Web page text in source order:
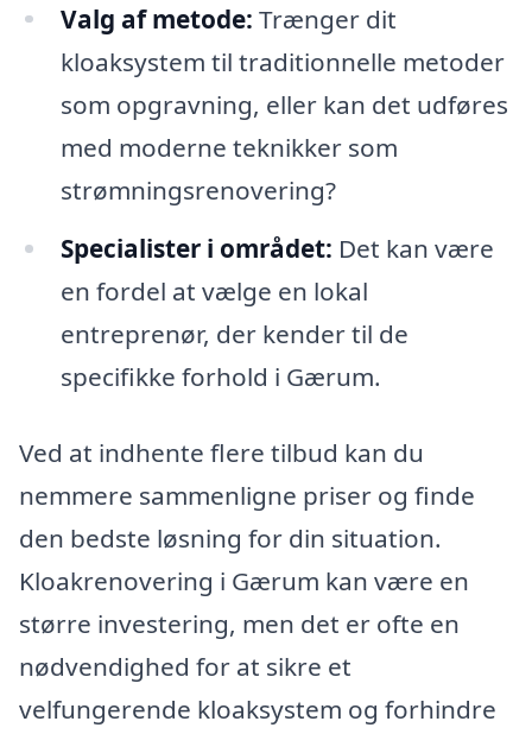
Valg af metode: Trænger dit
kloaksystem til traditionnelle metoder
som opgravning, eller kan det udføres
med moderne teknikker som
strømningsrenovering?
Specialister i området: Det kan være
en fordel at vælge en lokal
entreprenør, der kender til de
specifikke forhold i Gærum.
Ved at indhente flere tilbud kan du
nemmere sammenligne priser og finde
den bedste løsning for din situation.
Kloakrenovering i Gærum kan være en
større investering, men det er ofte en
nødvendighed for at sikre et
velfungerende kloaksystem og forhindre